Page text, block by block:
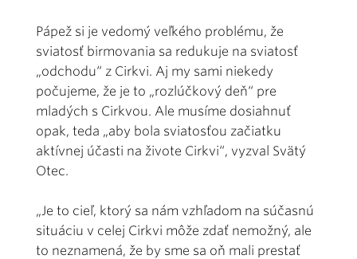
Pápež si je vedomý veľkého problému, že
sviatosť birmovania sa redukuje na sviatosť
„odchodu“ z Cirkvi. Aj my sami niekedy
počujeme, že je to „rozlúčkový deň“ pre
mladých s Cirkvou. Ale musíme dosiahnuť
opak, teda „aby bola sviatosťou začiatku
aktívnej účasti na živote Cirkvi“, vyzval Svätý
Otec.
„Je to cieľ, ktorý sa nám vzhľadom na súčasnú
situáciu v celej Cirkvi môže zdať nemožný, ale
to neznamená, že by sme sa oň mali prestať